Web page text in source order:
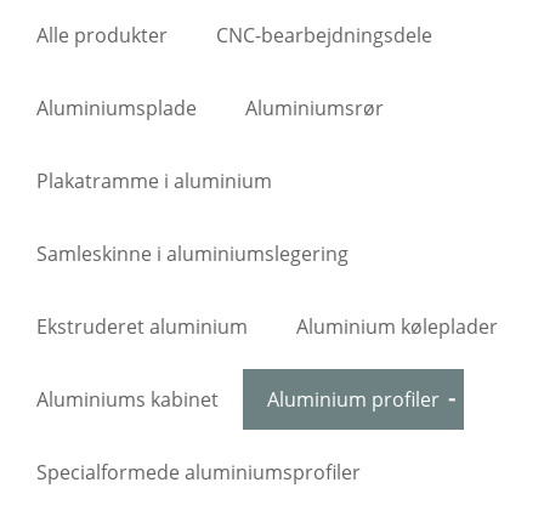
Alle produkter CNC-bearbejdningsdele
Aluminiumsplade Aluminiumsrør
Plakatramme i aluminium
Samleskinne i aluminiumslegering
Ekstruderet aluminium Aluminium køleplader
Aluminiums kabinet Aluminium profiler
Specialformede aluminiumsprofiler